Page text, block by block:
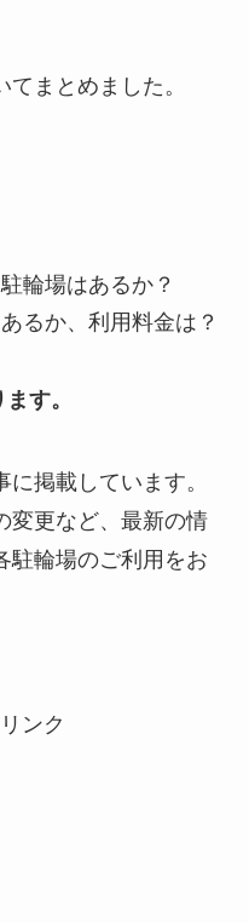
まとめました。
輪場はあるか？
るか、利用料金は？
す。
掲載しています。
変更など、最新の情
駐輪場のご利用をお
ンク